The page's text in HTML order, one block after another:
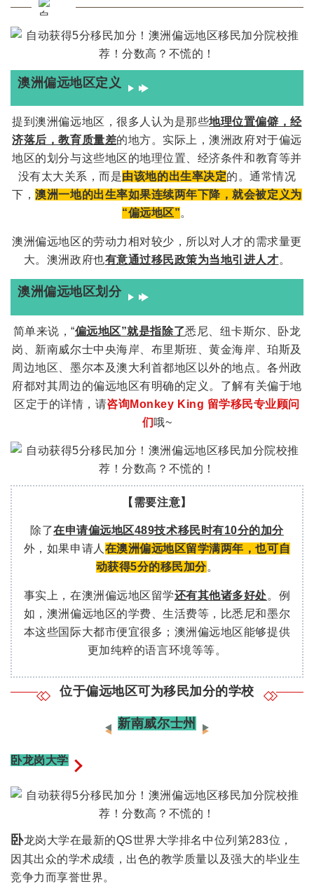
澳
洲
留
学
的
伙
第
一
到
居
住
尼
墨
洲
鼓
励
澳洲偏远地区定义
提到澳洲偏远地区，很多人认为是那些地理位置偏僻，经
济落后，教育质量差的地方。实际上，澳洲政府对于偏远
地区的划分与这些地区的地理位置、经济条件和教育等并
没有太大关系，而是由该地的出生率决定的。通常情况
下，澳洲一地的出生率如果连续两年下降，就会被定义为
“偏远地区”。
澳洲偏远地区的劳动力相对较少，所以对人才的需求量更
大。澳洲政府也有意通过移民政策为当地引进人才。
澳洲偏远地区划分
简单来说，“偏远地区”就是指除了悉尼、纽卡斯尔、卧龙
岗、新南威尔士中央海岸、布里斯班、黄金海岸、珀斯及
周边地区、墨尔本及澳大利首都地区以外的地点。各州政
府都对其周边的偏远地区有明确的定义。了解有关偏于地
区定于的详情，请咨询Monkey King 留学移民专业顾问
们哦~
【需要注意】
除了在申请偏远地区489技术移民时有10分的加分
外，如果申请人 在澳洲偏远地区留学满两年，也可自
动获得5分的移民加分。
事实上，在澳洲偏远地区留学还有其他诸多好处。例
如，澳洲偏远地区的学费、生活费等，比悉尼和墨尔
本这些国际大都市便宜很多；澳洲偏远地区能够提供
更加纯粹的语言环境等等。
位于偏远地区可为移民加分的学校
新南威尔士州
卧龙岗大学
卧龙岗大学在最新的QS世界大学排名中位列第283位，
因其出众的学术成绩，出色的教学质量以及强大的毕业生
竞争力而享誉世界。